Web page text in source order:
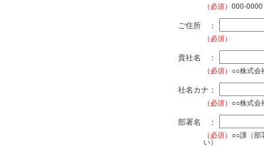
（必須） 000-0000
ご住所 ：
（必須）
貴社名 ：
（必須） ○○株式会
社名カナ：
（必須） ○○株式会
部署名 ：
（必須） ○○課（部
い）